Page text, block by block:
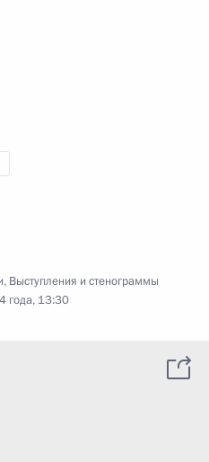
, Выступления и стенограммы
года, 13:30